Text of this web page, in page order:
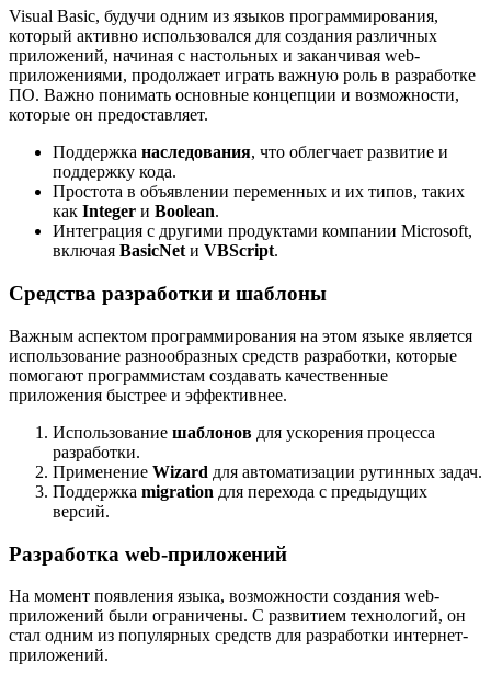
Visual Basic, будучи одним из языков программирования,
который активно использовался для создания различных
приложений, начиная с настольных и заканчивая web-
приложениями, продолжает играть важную роль в разработке
ПО. Важно понимать основные концепции и возможности,
которые он предоставляет.
Поддержка наследования, что облегчает развитие и
поддержку кода.
Простота в объявлении переменных и их типов, таких
как Integer и Boolean.
Интеграция с другими продуктами компании Microsoft,
включая BasicNet и VBScript.
Средства разработки и шаблоны
Важным аспектом программирования на этом языке является
использование разнообразных средств разработки, которые
помогают программистам создавать качественные
приложения быстрее и эффективнее.
Использование шаблонов для ускорения процесса
разработки.
Применение Wizard для автоматизации рутинных задач.
Поддержка migration для перехода с предыдущих
версий.
Разработка web-приложений
На момент появления языка, возможности создания web-
приложений были ограничены. С развитием технологий, он
стал одним из популярных средств для разработки интернет-
приложений.